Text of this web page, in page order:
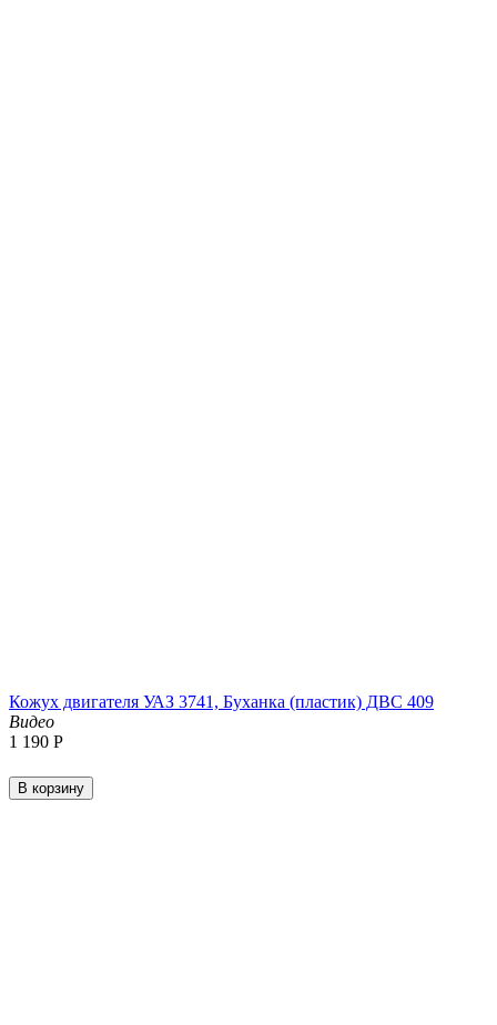
Кожух двигателя УАЗ 3741, Буханка (пластик) ДВС 409
Видео
1 190 Р
В корзину